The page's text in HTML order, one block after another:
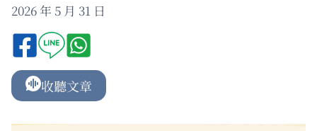
2026 年 5 月 31 日
收聽文章